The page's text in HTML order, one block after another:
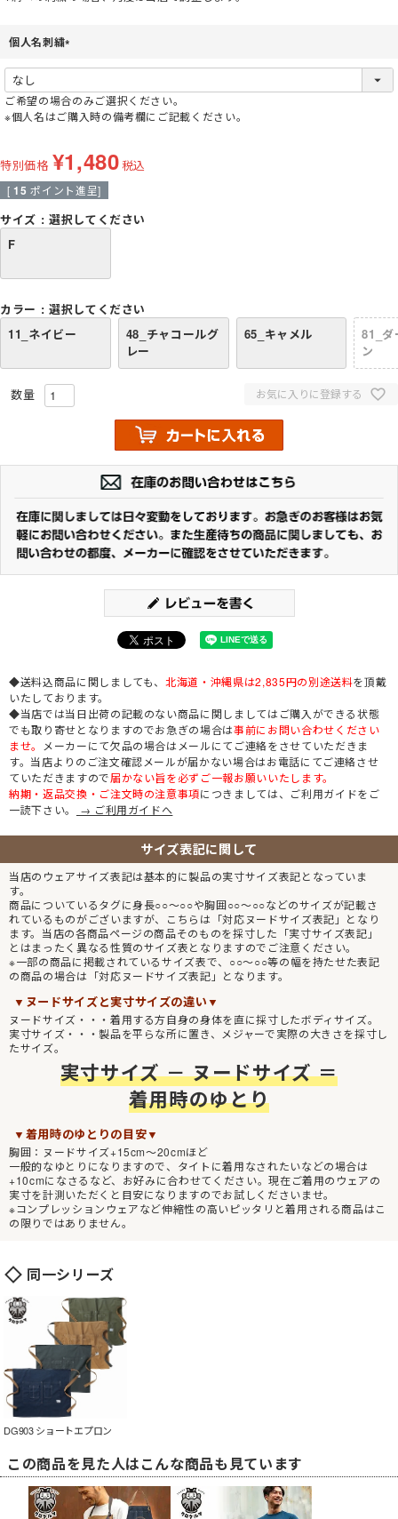
個人名刺繍
須
)
ご希望の場合のみご選択ください。
※個人名はご購入時の備考欄にご記載ください。
特別価格 ¥1,480税込
[ 15 ポイント進呈]
サイズ
選択してください
F
カラー
選択してください
11_ネイビー
48_チャコールグ
レー
65_キャメル
81_ダ
ン
お気に入りに登録する
◆送料込商品に関しましても、北海道・沖縄県は2,835円の別途送料を頂戴
いたしております。
◆当店では当日出荷の記載のない商品に関しましてはご購入ができる状態
でも取り寄せとなりますのでお急ぎの場合は事前にお問い合わせください
ませ。
メーカーにて欠品の場合はメールにてご連絡をさせていただきま
す。当店よりのご注文確認メールが届かない場合はお電話にてご連絡させ
ていただきますので届かない旨を必ずご一報お願いいたします。
納期・返品交換・ご注文時の注意事項につきましては、ご利用ガイドをご
一読下さい。
→ ご利用ガイドへ
サイズ表記に関して
当店のウェアサイズ表記は基本的に製品の実寸サイズ表記となっていま
す。
商品についているタグに身長○○～○○や胸囲○○～○○などのサイズが記載さ
れているものがございますが、こちらは「対応ヌードサイズ表記」となり
ます。当店の各商品ページの商品そのものを採寸した「実寸サイズ表記」
とはまったく異なる性質のサイズ表となりますのでご注意ください。
※一部の商品に掲載されているサイズ表で、○○～○○等の幅を持たせた表記
の商品の場合は「対応ヌードサイズ表記」となります。
▼ヌードサイズと実寸サイズの違い▼
ヌードサイズ・・・着用する方自身の身体を直に採寸したボディサイズ。
実寸サイズ・・・製品を平らな所に置き、メジャーで実際の大きさを採寸し
たサイズ。
実寸サイズ － ヌードサイズ ＝
着用時のゆとり
▼着用時のゆとりの目安▼
胸囲：ヌードサイズ+15cm～20cmほど
一般的なゆとりになりますので、タイトに着用なされたいなどの場合は
+10cmになさるなど、お好みに合わせてください。現在ご着用のウェアの
実寸を計測いただくと目安になりますのでお試しくださいませ。
※コンプレッションウェアなど伸縮性の高いピッタリと着用される商品はこ
の限りではありません。
同一シリーズ
DG903 ショートエプロン
この商品を見た人はこんな商品も見ています